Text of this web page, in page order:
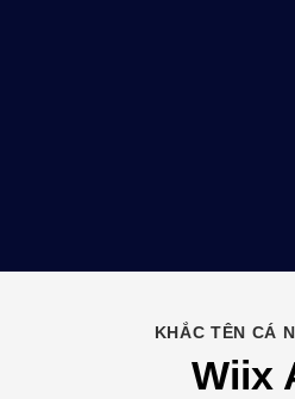
KHẮC TÊN CÁ
Wiix